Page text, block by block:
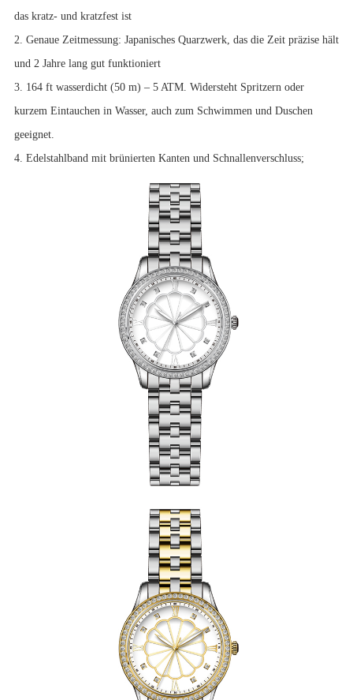
das kratz- und kratzfest ist
2. Genaue Zeitmessung: Japanisches Quarzwerk, das die Zeit präzise hält
und 2 Jahre lang gut funktioniert
3. 164 ft wasserdicht (50 m) – 5 ATM. Widersteht Spritzern oder
kurzem Eintauchen in Wasser, auch zum Schwimmen und Duschen
geeignet.
4. Edelstahlband mit brünierten Kanten und Schnallenverschluss;